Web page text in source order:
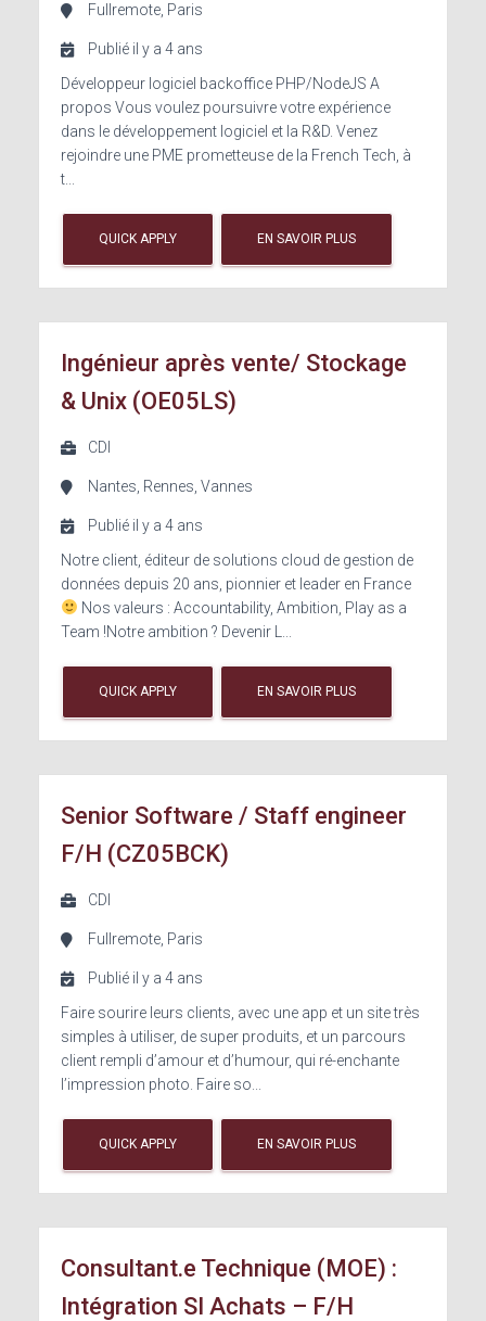
Fullremote, Paris
Publié il y a 4 ans
Développeur logiciel backoffice PHP/NodeJS A
propos Vous voulez poursuivre votre expérience
dans le développement logiciel et la R&D. Venez
rejoindre une PME prometteuse de la French Tech, à
t...
QUICK APPLY EN SAVOIR PLUS
Ingénieur après vente/ Stockage
& Unix (OE05LS)
CDI
Nantes, Rennes, Vannes
Publié il y a 4 ans
Notre client, éditeur de solutions cloud de gestion de
données depuis 20 ans, pionnier et leader en France
Nos valeurs : Accountability, Ambition, Play as a
Team !Notre ambition ? Devenir L...
QUICK APPLY EN SAVOIR PLUS
Senior Software / Staff engineer
F/H (CZ05BCK)
CDI
Fullremote, Paris
Publié il y a 4 ans
Faire sourire leurs clients, avec une app et un site très
simples à utiliser, de super produits, et un parcours
client rempli d’amour et d’humour, qui ré-enchante
l’impression photo. Faire so...
QUICK APPLY EN SAVOIR PLUS
Consultant.e Technique (MOE) :
Intégration SI Achats – F/H